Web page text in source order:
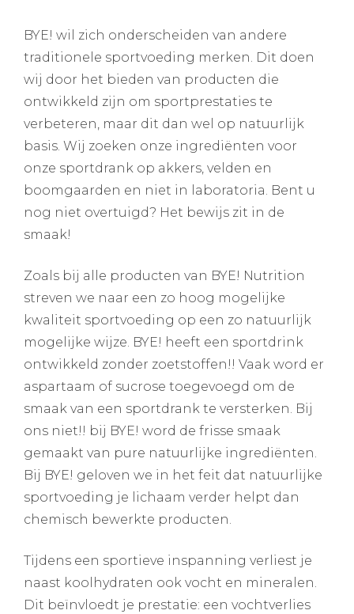
BYE! wil zich onderscheiden van andere
traditionele sportvoeding merken. Dit doen
wij door het bieden van producten die
ontwikkeld zijn om sportprestaties te
verbeteren, maar dit dan wel op natuurlijk
basis. Wij zoeken onze ingrediënten voor
onze sportdrank op akkers, velden en
boomgaarden en niet in laboratoria. Bent u
nog niet overtuigd? Het bewijs zit in de
smaak!
Zoals bij alle producten van BYE! Nutrition
streven we naar een zo hoog mogelijke
kwaliteit sportvoeding op een zo natuurlijk
mogelijke wijze. BYE! heeft een sportdrink
ontwikkeld zonder zoetstoffen!! Vaak word er
aspartaam of sucrose toegevoegd om de
smaak van een sportdrank te versterken. Bij
ons niet!! bij BYE! word de frisse smaak
gemaakt van pure natuurlijke ingrediënten.
Bij BYE! geloven we in het feit dat natuurlijke
sportvoeding je lichaam verder helpt dan
chemisch bewerkte producten.
Tijdens een sportieve inspanning verliest je
naast koolhydraten ook vocht en mineralen.
Dit beïnvloedt je prestatie: een vochtverlies